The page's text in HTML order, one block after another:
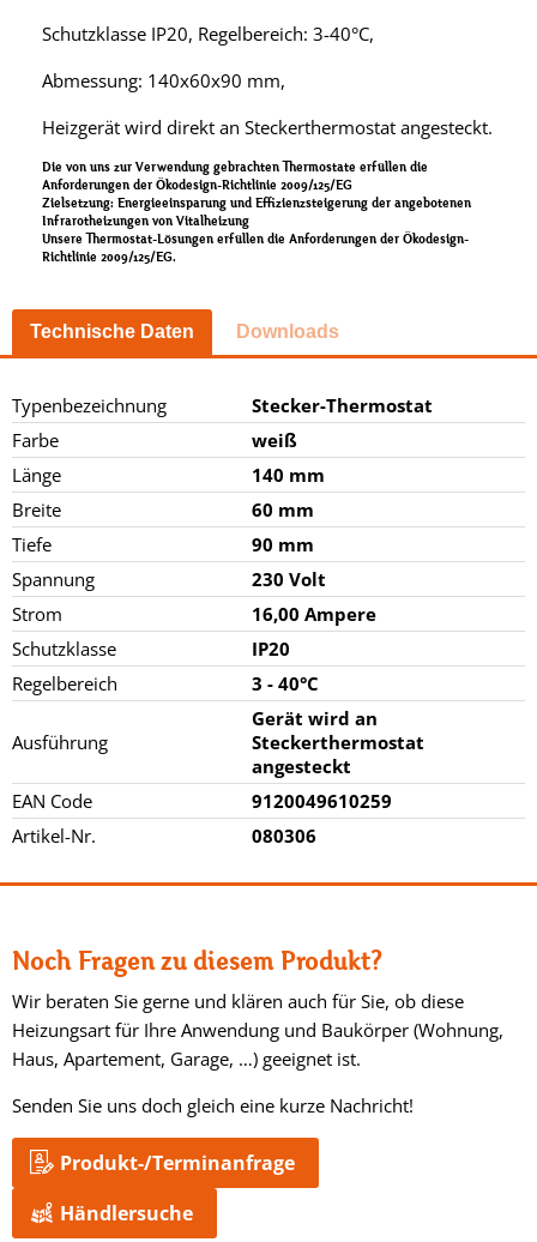
Schutzklasse IP20, Regelbereich: 3-40°C,
Abmessung: 140x60x90 mm,
Heizgerät wird direkt an Steckerthermostat angesteckt.
Die von uns zur Verwendung gebrachten Thermostate erfüllen die
Anforderungen der Ökodesign-Richtlinie 2009/125/EG
Zielsetzung: Energieeinsparung und Effizienzsteigerung der angebotenen
Infrarotheizungen von Vitalheizung
Unsere Thermostat-Lösungen erfüllen die Anforderungen der Ökodesign-
Richtlinie 2009/125/EG.
Technische Daten Downloads
Typenbezeichnung
Stecker-Thermostat
Farbe
weiß
Länge
140 mm
Breite
60 mm
Tiefe
90 mm
Spannung
230 Volt
Strom
16,00 Ampere
Schutzklasse
IP20
Regelbereich
3 - 40°C
Ausführung
Gerät wird an
Steckerthermostat
angesteckt
EAN Code
9120049610259
Artikel-Nr.
080306
Noch Fragen zu diesem Produkt?
Wir beraten Sie gerne und klären auch für Sie, ob diese
Heizungsart für Ihre Anwendung und Baukörper (Wohnung,
Haus, Apartement, Garage, …) geeignet ist.
Senden Sie uns doch gleich eine kurze Nachricht!
Produkt-/Terminanfrage
Händlersuche